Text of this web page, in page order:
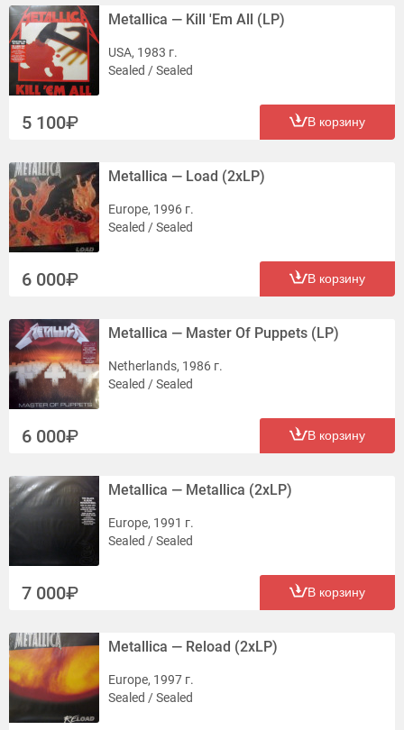
Metallica — Kill 'Em All (LP)
USA, 1983 г.
Sealed / Sealed
5 100 В корзину
Metallica — Load (2xLP)
Europe, 1996 г.
Sealed / Sealed
6 000 В корзину
Metallica — Master Of Puppets (LP)
Netherlands, 1986 г.
Sealed / Sealed
6 000 В корзину
Metallica — Metallica (2xLP)
Europe, 1991 г.
Sealed / Sealed
7 000 В корзину
Metallica — Reload (2xLP)
Europe, 1997 г.
Sealed / Sealed